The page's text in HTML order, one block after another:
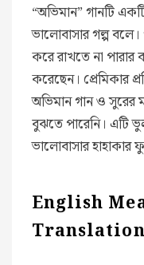
“অভিমান” গানটি
ভালোবাসার গল্প
করে রাখতে না পারার
করেছেন। প্রেমিকার
অভিমান গান ও সুরের
বুঝতে পারেনি। এটি
ভালোবাসার হাহাকার
English